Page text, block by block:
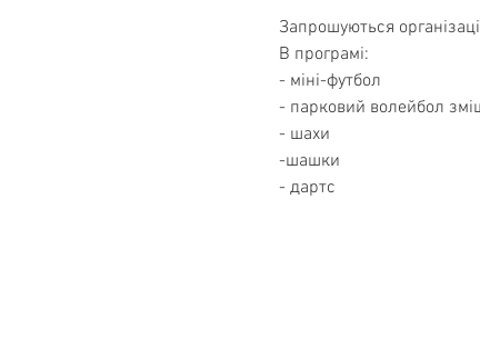
Запрошуються
В програмі:
- міні-футбол
- парковий волейбол
- шахи
-шашки
- дартс